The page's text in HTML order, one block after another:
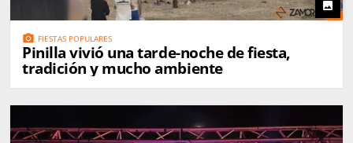
photo
photo_camera FIESTAS POPULARES
Pinilla vivió una tarde-noche de fiesta,
tradición y mucho ambiente